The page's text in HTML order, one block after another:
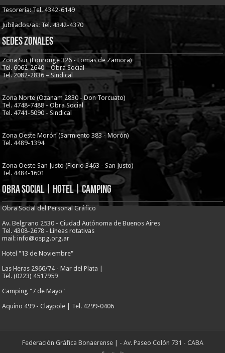
Tesorería: Tel. 4342-6149
Jubilados/as: Tel. 4342-4370
Sedes Zonales
Zona Sur (Fonrouge 326 - Lomas de Zamora)
Tel. 6062-2640 – Obra Social
Tel. 2082-2836 – Sindical
Zona Norte (Ozanam 2830 - Don Torcuato)
Tel. 4748-7488 - Obra Social
Tel. 4741-5090 - Sindical
Zona Oeste Morón (Sarmiento 383 - Morón)
Tel. 4489-1394
Zona Oeste San Justo (Florio 3463 - San Justo)
Tel. 4484-1601
Obra Social | Hotel | Camping
Obra Social del Personal Gráfico
Av. Belgrano 2530 - Ciudad Autónoma de Buenos Aires
Tel. 4308-2678 - Líneas rotativas
mail: info@ospg.org.ar
Hotel "13 de Noviembre"
Las Heras 2966/74 - Mar del Plata |
Tel. (0223) 4517959
Camping "7 de Mayo"
Aquino 499 - Claypole | Tel. 4299-0406
Federación Gráfica Bonaerense| - Av. Paseo Colón 731 - CABA